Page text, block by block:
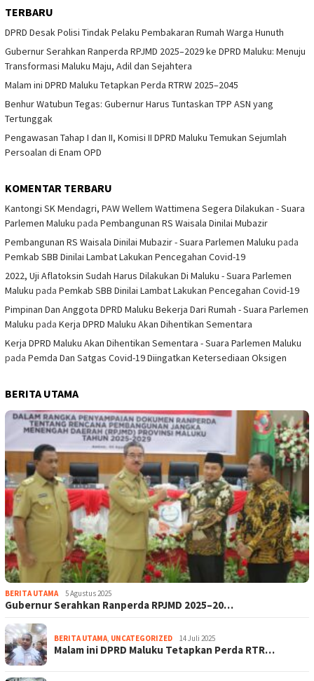
TERBARU
DPRD Desak Polisi Tindak Pelaku Pembakaran Rumah Warga Hunuth
Gubernur Serahkan Ranperda RPJMD 2025–2029 ke DPRD Maluku: Menuju
Transformasi Maluku Maju, Adil dan Sejahtera
Malam ini DPRD Maluku Tetapkan Perda RTRW 2025–2045
Benhur Watubun Tegas: Gubernur Harus Tuntaskan TPP ASN yang
Tertunggak
Pengawasan Tahap I dan II, Komisi II DPRD Maluku Temukan Sejumlah
Persoalan di Enam OPD
KOMENTAR TERBARU
Kantongi SK Mendagri, PAW Wellem Wattimena Segera Dilakukan - Suara
Parlemen Maluku pada Pembangunan RS Waisala Dinilai Mubazir
Pembangunan RS Waisala Dinilai Mubazir - Suara Parlemen Maluku pada
Pemkab SBB Dinilai Lambat Lakukan Pencegahan Covid-19
2022, Uji Aflatoksin Sudah Harus Dilakukan Di Maluku - Suara Parlemen
Maluku pada Pemkab SBB Dinilai Lambat Lakukan Pencegahan Covid-19
Pimpinan Dan Anggota DPRD Maluku Bekerja Dari Rumah - Suara Parlemen
Maluku pada Kerja DPRD Maluku Akan Dihentikan Sementara
Kerja DPRD Maluku Akan Dihentikan Sementara - Suara Parlemen Maluku
pada Pemda Dan Satgas Covid-19 Diingatkan Ketersediaan Oksigen
BERITA UTAMA
BERITA UTAMA 5 Agustus 2025
Gubernur Serahkan Ranperda RPJMD 2025–20…
BERITA UTAMA, UNCATEGORIZED 14 Juli 2025
Malam ini DPRD Maluku Tetapkan Perda RTR…